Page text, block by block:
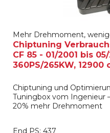
Mehr Drehmoment,
Chiptuning
CF 85 - 01/2001 bis
360PS/265KW, 12900
Chiptuning und
Tuningbox vom Ingenieur
20% mehr Drehmoment
End PS: 437